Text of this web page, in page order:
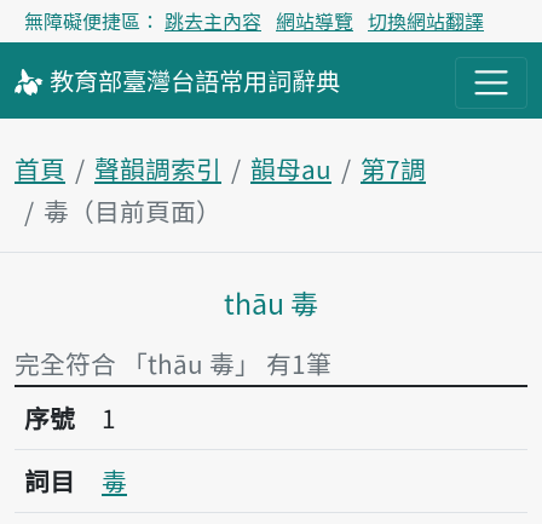
無障礙便捷區： 跳去主內容 網站導覽 切換網站翻譯
教育部臺灣台語常用詞辭典
首頁 聲韻調索引 韻母au
第7調
毒（目前頁面）
主內容區塊
thāu 毒
完全符合 「thāu 毒」 有1筆
序號1毒
序號
1
詞目
毒